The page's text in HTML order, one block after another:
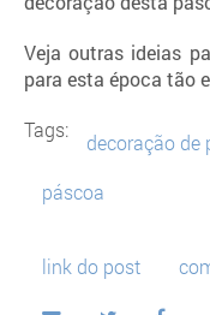
Veja outras ideias
para esta época tão
Tags:
decoração de
páscoa
link do post